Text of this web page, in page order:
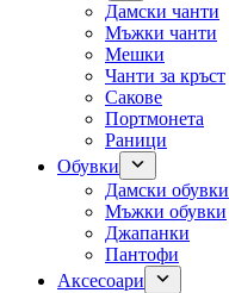
Дамски чанти
Мъжки чанти
Мешки
Чанти за кръст
Сакове
Портмонета
Раници
Обувки
Дамски обувки
Мъжки обувки
Джапанки
Пантофи
Аксесоари